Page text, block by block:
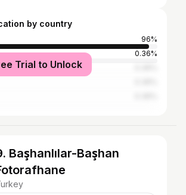
by country
96%
0.36%
Trial to Unlock
Başhanlılar-Başhan